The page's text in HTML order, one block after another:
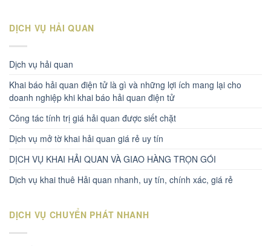
DỊCH VỤ HẢI QUAN
Dịch vụ hải quan
Khai báo hải quan điện tử là gì và những lợi ích mang lại cho
doanh nghiệp khi khai báo hải quan điện tử
Công tác tính trị giá hải quan được siết chặt
Dịch vụ mở tờ khai hải quan giá rẻ uy tín
DỊCH VỤ KHAI HẢI QUAN VÀ GIAO HÀNG TRỌN GÓI
Dịch vụ khai thuê Hải quan nhanh, uy tín, chính xác, giá rẻ
DỊCH VỤ CHUYỂN PHÁT NHANH